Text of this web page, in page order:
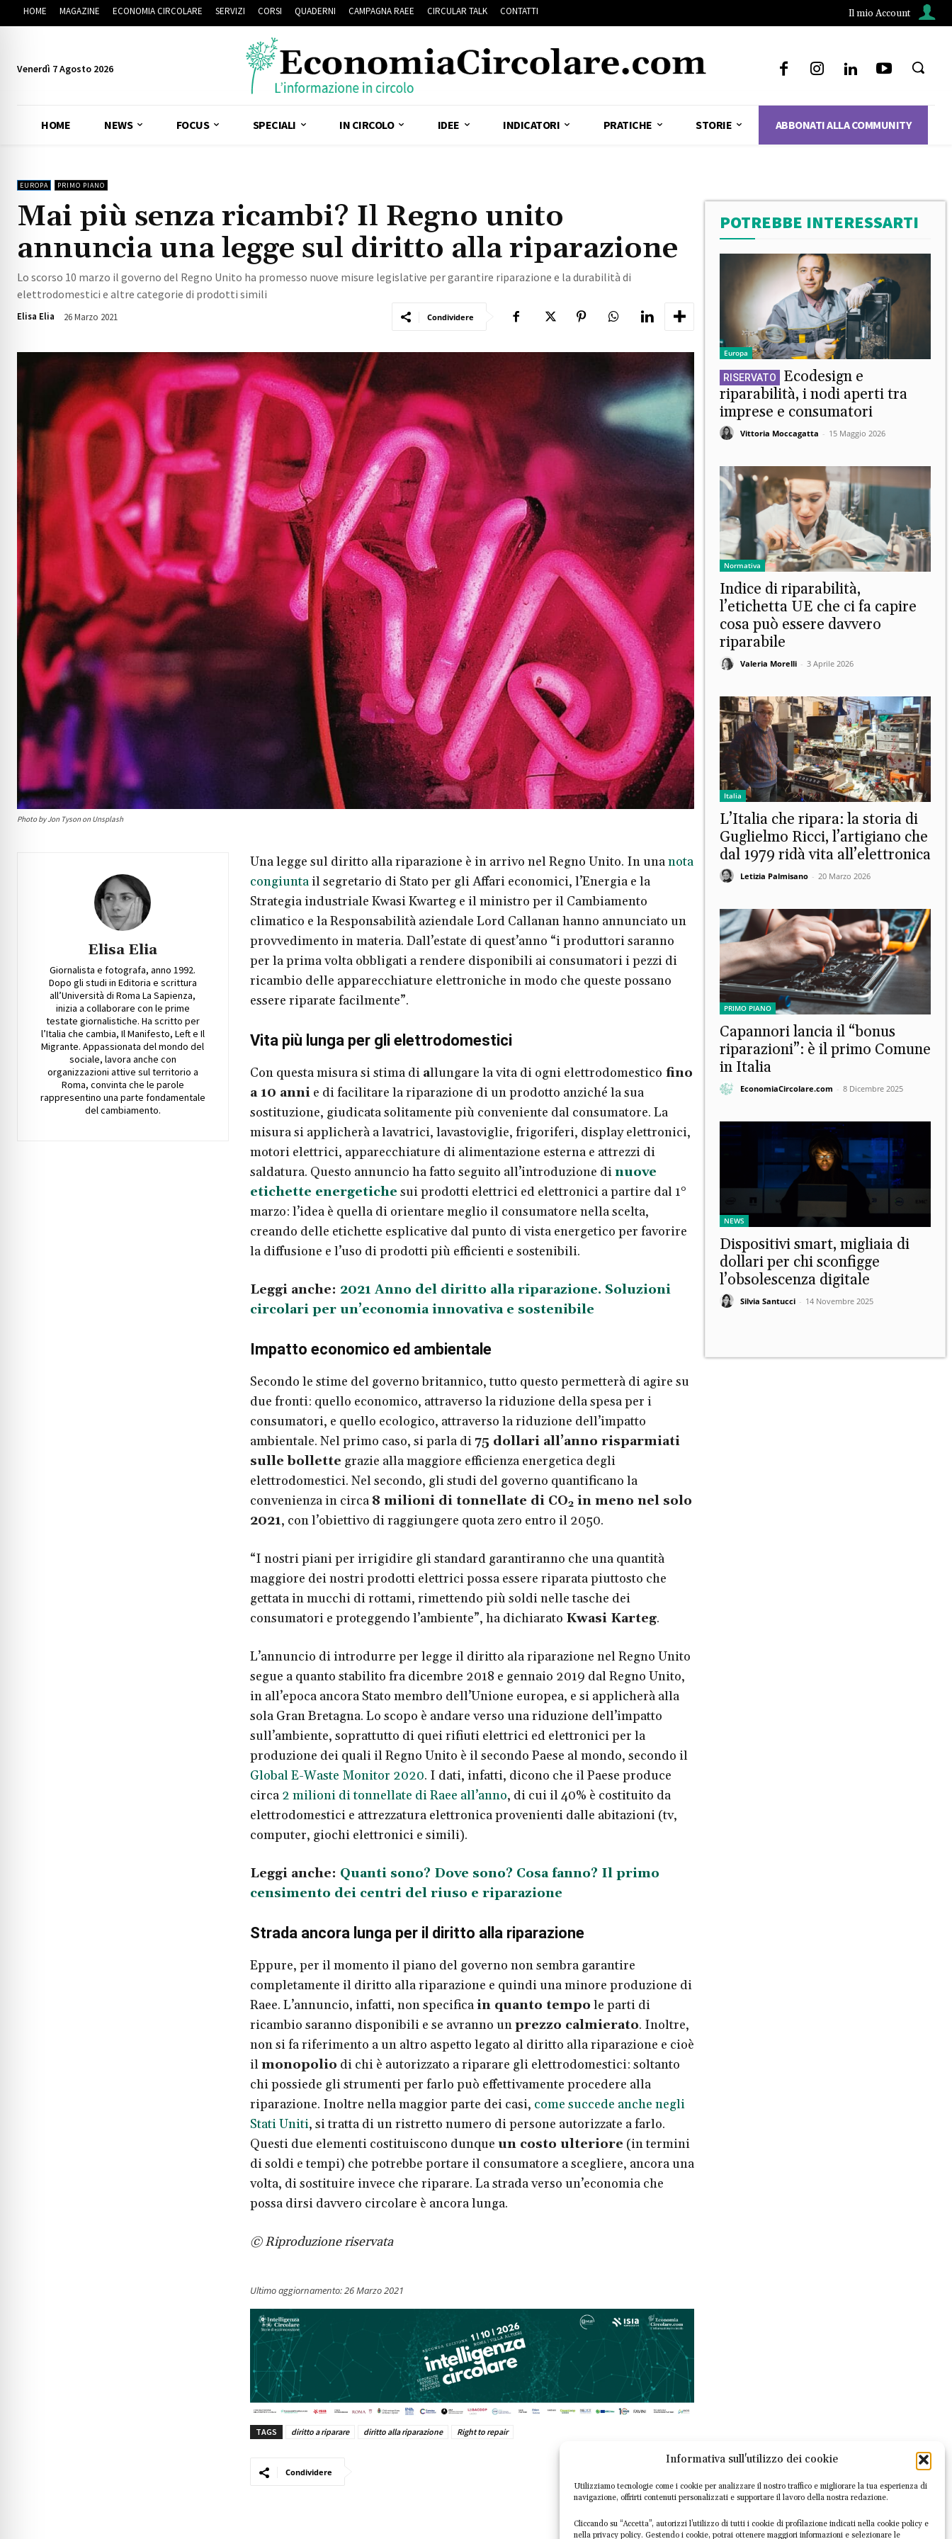
Informativa sull'utilizzo dei cookie
Utilizziamo tecnologie come i cookie per analizzare il nostro traffico e migliorare la tua esperienza di
navigazione, offrirti contenuti personalizzati e supportare il lavoro della nostra redazione.
Cliccando su “Accetta”, autorizzi l’utilizzo di tutti i cookie di profilazione indicati nella cookie policy e
nella privacy policy. Gestendo i cookie, potrai ottenere maggiori informazioni e selezionare le
HOME MAGAZINE ECONOMIA CIRCOLARE SERVIZI CORSI QUADERNI CAMPAGNA RAEE CIRCULAR TALK CONTATTI Il mio Account
Venerdì 7 Agosto 2026
HOME NEWS FOCUS SPECIALI IN CIRCOLO IDEE INDICATORI PRATICHE STORIE ABBONATI ALLA COMMUNITY
EUROPA PRIMO PIANO
Mai più senza ricambi? Il Regno unito
annuncia una legge sul diritto alla riparazione
Lo scorso 10 marzo il governo del Regno Unito ha promesso nuove misure legislative per garantire riparazione e la durabilità di
elettrodomestici e altre categorie di prodotti simili
Elisa Elia 26 Marzo 2021 Condividere
Photo by Jon Tyson on Unsplash
Elisa Elia
Giornalista e fotografa, anno 1992.
Dopo gli studi in Editoria e scrittura
all’Università di Roma La Sapienza,
inizia a collaborare con le prime
testate giornalistiche. Ha scritto per
l’Italia che cambia, Il Manifesto, Left e Il
Migrante. Appassionata del mondo del
sociale, lavora anche con
organizzazioni attive sul territorio a
Roma, convinta che le parole
rappresentino una parte fondamentale
del cambiamento.
Una legge sul diritto alla riparazione è in arrivo nel Regno Unito. In unanota
congiuntail segretario di Stato per gli Affari economici, l’Energia e la
Strategia industriale Kwasi Kwarteg e il ministro per il Cambiamento
climatico e la Responsabilità aziendale Lord Callanan hanno annunciato un
provvedimento in materia. Dall’estate di quest’anno “i produttori saranno
per la prima volta obbligati a rendere disponibili ai consumatori i pezzi di
ricambio delle apparecchiature elettroniche in modo che queste possano
essere riparate facilmente”.
Vita più lunga per gli elettrodomestici
Con questa misura si stima di allungare la vita di ogni elettrodomestico fino
a 10 annie di facilitare la riparazione di un prodotto anziché la sua
sostituzione, giudicata solitamente più conveniente dal consumatore. La
misura si applicherà a lavatrici, lavastoviglie, frigoriferi, display elettronici,
motori elettrici, apparecchiature di alimentazione esterna e attrezzi di
saldatura. Questo annuncio ha fatto seguito all’introduzione dinuove
etichette energetiche sui prodotti elettrici ed elettronici a partire dal 1°
marzo: l’idea è quella di orientare meglio il consumatore nella scelta,
creando delle etichette esplicative dal punto di vista energetico per favorire
la diffusione e l’uso di prodotti più efficienti e sostenibili.
Leggi anche: 2021 Anno del diritto alla riparazione. Soluzioni
circolari per un’economia innovativa e sostenibile
Impatto economico ed ambientale
Secondo le stime del governo britannico, tutto questo permetterà di agire su
due fronti: quello economico, attraverso la riduzione della spesa per i
consumatori, e quello ecologico, attraverso la riduzione dell’impatto
ambientale. Nel primo caso, si parla di 75 dollari all’anno risparmiati
sulle bollette grazie alla maggiore efficienza energetica degli
elettrodomestici. Nel secondo, gli studi del governo quantificano la
convenienza in circa 8 milioni di tonnellate di CO2in meno nel solo
2021, con l’obiettivo di raggiungere quota zero entro il 2050.
“I nostri piani per irrigidire gli standard garantiranno che una quantità
maggiore dei nostri prodotti elettrici possa essere riparata piuttosto che
gettata in mucchi di rottami, rimettendo più soldi nelle tasche dei
consumatori e proteggendo l’ambiente”, ha dichiarato Kwasi Karteg.
L’annuncio di introdurre per legge il diritto ala riparazione nel Regno Unito
segue a quanto stabilito fra dicembre 2018 e gennaio 2019 dal Regno Unito,
in all’epoca ancora Stato membro dell’Unione europea, e si applicherà alla
sola Gran Bretagna. Lo scopo è andare verso una riduzione dell’impatto
sull’ambiente, soprattutto di quei rifiuti elettrici ed elettronici per la
produzione dei quali il Regno Unito è il secondo Paese al mondo, secondo il
Global E-Waste Monitor 2020. I dati, infatti, dicono che il Paese produce
circa 2 milioni di tonnellate di Raee all’anno, di cui il 40% è costituito da
elettrodomestici e attrezzatura elettronica provenienti dalle abitazioni (tv,
computer, giochi elettronici e simili).
Leggi anche: Quanti sono? Dove sono? Cosa fanno? Il primo
censimento dei centri del riuso e riparazione
Strada ancora lunga per il diritto alla riparazione
Eppure, per il momento il piano del governo non sembra garantire
completamente il diritto alla riparazione e quindi una minore produzione di
Raee. L’annuncio, infatti, non specificain quanto tempo le parti di
ricambio saranno disponibili e se avranno unprezzo calmierato. Inoltre,
non si fa riferimento a un altro aspetto legato al diritto alla riparazione e cioè
ilmonopolio di chi è autorizzato a riparare gli elettrodomestici: soltanto
chi possiede gli strumenti per farlo può effettivamente procedere alla
riparazione. Inoltre nella maggior parte dei casi, come succede anche negli
Stati Uniti, si tratta di un ristretto numero di persone autorizzate a farlo.
Questi due elementi costituiscono dunque un costo ulteriore (in termini
di soldi e tempi) che potrebbe portare il consumatore a scegliere, ancora una
volta, di sostituire invece che riparare. La strada verso un’economia che
possa dirsi davvero circolare è ancora lunga.
© Riproduzione riservata
Ultimo aggiornamento:26 Marzo 2021
TAGS diritto a riparare diritto alla riparazione Right to repair
Condividere
POTREBBE INTERESSARTI
Europa
Ecodesign e
riparabilità, i nodi aperti tra
imprese e consumatori
Vittoria Moccagatta - 15 Maggio 2026
Normativa
Indice di riparabilità,
l’etichetta UE che ci fa capire
cosa può essere davvero
riparabile
Valeria Morelli - 3 Aprile 2026
Italia
L’Italia che ripara: la storia di
Guglielmo Ricci, l’artigiano che
dal 1979 ridà vita all’elettronica
Letizia Palmisano - 20 Marzo 2026
PRIMO PIANO
Capannori lancia il “bonus
riparazioni”: è il primo Comune
in Italia
EconomiaCircolare.com - 8 Dicembre 2025
NEWS
Dispositivi smart, migliaia di
dollari per chi sconfigge
l’obsolescenza digitale
Silvia Santucci - 14 Novembre 2025